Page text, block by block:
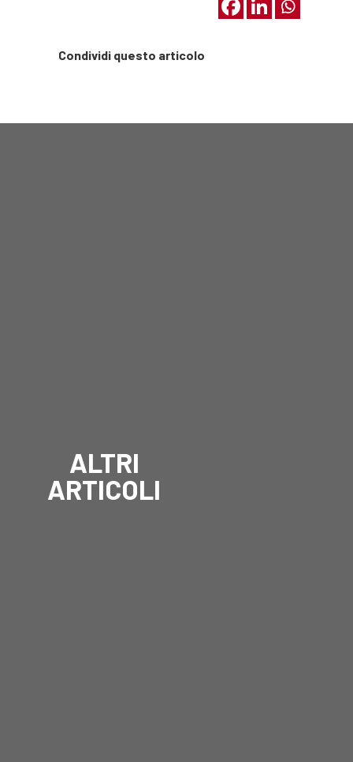
Condividi questo articolo
ALTRI
ARTICOLI